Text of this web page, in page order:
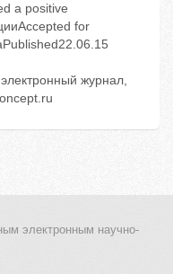
a positive
for
журнал,
электронным научно-